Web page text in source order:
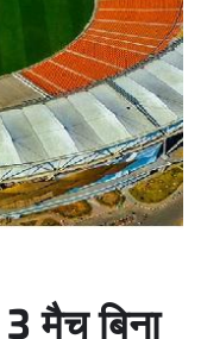
मैच बिना